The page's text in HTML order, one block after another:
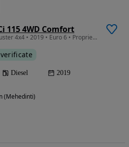
115 4WD Comfort
1461 cm3 • 116 CP • Dacia Duster 4x4 • 2019 • Euro 6 • Proprietar
Diesel 2019
(Mehedinti)